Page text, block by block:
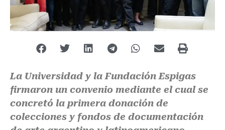
La Universidad y la Fundación Espigas
firmaron un convenio mediante el cual se
concretó la primera donación de
colecciones y fondos de documentación